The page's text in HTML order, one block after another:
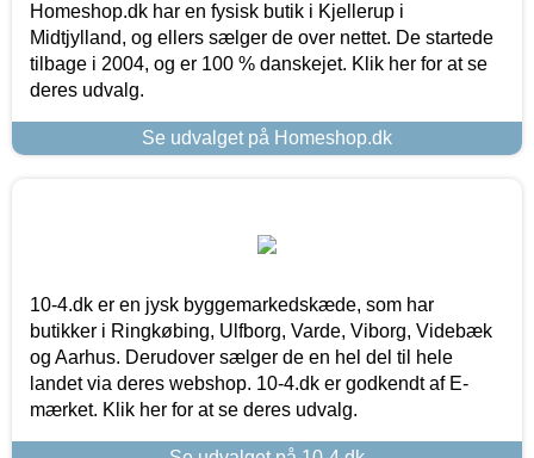
Homeshop.dk har en fysisk butik i Kjellerup i
Midtjylland, og ellers sælger de over nettet. De startede
tilbage i 2004, og er 100 % danskejet. Klik her for at se
deres udvalg.
Se udvalget på Homeshop.dk
10-4.dk er en jysk byggemarkedskæde, som har
butikker i Ringkøbing, Ulfborg, Varde, Viborg, Videbæk
og Aarhus. Derudover sælger de en hel del til hele
landet via deres webshop. 10-4.dk er godkendt af E-
mærket. Klik her for at se deres udvalg.